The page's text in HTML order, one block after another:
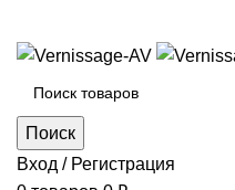
Поиск
Вход / Регистрация